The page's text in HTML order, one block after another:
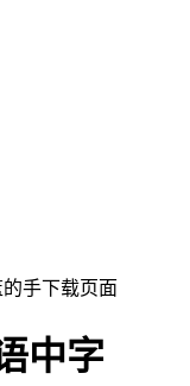
手下载页面
中字